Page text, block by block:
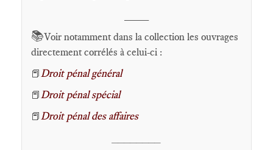
📚Voir notamment dans la collection les ouvrages
directement corrélés à celui-ci :
📕Droit pénal général
📕Droit pénal spécial
📕Droit pénal des affaires